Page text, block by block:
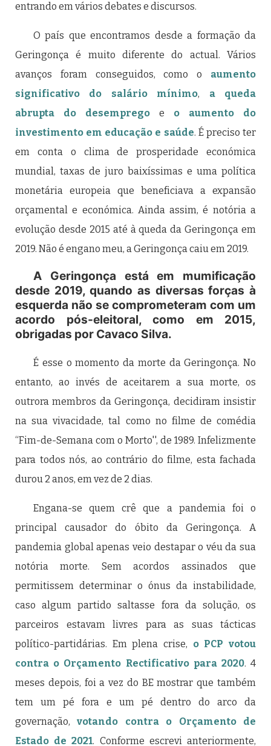
entrando em vários debates e discursos.
O país que encontramos desde a formação da
Geringonça é muito diferente do actual. Vários
avanços foram conseguidos, como o aumento
significativo do salário mínimo, a queda
abrupta do desemprego e o aumento do
investimento em educação e saúde. É preciso ter
em conta o clima de prosperidade económica
mundial, taxas de juro baixíssimas e uma política
monetária europeia que beneficiava a expansão
orçamental e económica. Ainda assim, é notória a
evolução desde 2015 até à queda da Geringonça em
2019. Não é engano meu, a Geringonça caiu em 2019.
A Geringonça está em mumificação
desde 2019, quando as diversas forças à
esquerda não se comprometeram com um
acordo pós-eleitoral, como em 2015,
obrigadas por Cavaco Silva.
É esse o momento da morte da Geringonça. No
entanto, ao invés de aceitarem a sua morte, os
outrora membros da Geringonça, decidiram insistir
na sua vivacidade, tal como no filme de comédia
“Fim-de-Semana com o Morto'', de 1989. Infelizmente
para todos nós, ao contrário do filme, esta fachada
durou 2 anos, em vez de 2 dias.
Engana-se quem crê que a pandemia foi o
principal causador do óbito da Geringonça. A
pandemia global apenas veio destapar o véu da sua
notória morte. Sem acordos assinados que
permitissem determinar o ónus da instabilidade,
caso algum partido saltasse fora da solução, os
parceiros estavam livres para as suas tácticas
político-partidárias. Em plena crise, o PCP votou
contra o Orçamento Rectificativo para 2020. 4
meses depois, foi a vez do BE mostrar que também
tem um pé fora e um pé dentro do arco da
governação,votando contra o Orçamento de
Estado de 2021. Conforme escrevi anteriormente,